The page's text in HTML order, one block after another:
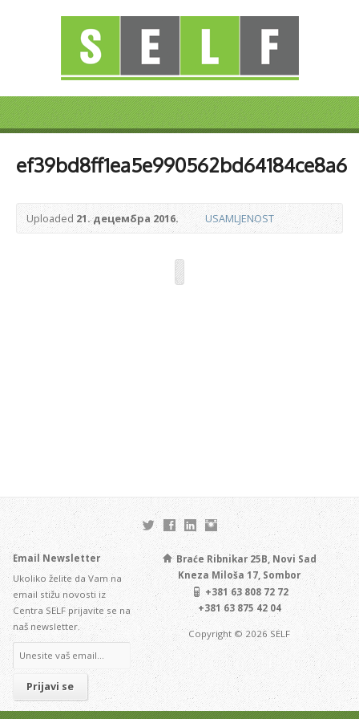
ef39bd8ff1ea5e990562bd64184ce8a6
Uploaded21. децембра 2016. USAMLJENOST
Email Newsletter
Ukoliko želite da Vam na
email stižu novosti iz
Centra SELF prijavite se na
naš newsletter.
Braće Ribnikar 25B, Novi Sad
Kneza Miloša 17, Sombor
+381 63 808 72 72
+381 63 875 42 04
Copyright © 2026 SELF